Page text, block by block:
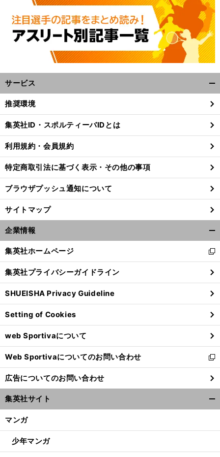
！
感
動プレイバック
。
歓喜の瞬間を『
デ
ジタル写真展
』
でもう一度
！
サービス
閉
る
推奨環境
集英社ID・スポルティーバIDとは
利用規約・会員規約
特定商取引法に基づく表示・その他の事項
ブラウザプッシュ通知について
サイトマップ
企業情報
閉
る
集英社ホームページ
新
し
い
ウ
ィ
ン
ド
ウ
で
開
く
集英社プライバシーガイドライン
SHUEISHA Privacy Guideline
Setting of Cookies
web Sportivaについて
Web Sportivaについてのお問い合わせ
新
し
い
ウ
ィ
ン
ウ
開
広告についてのお問い合わせ
集英社サイト
マンガ
少年マンガ